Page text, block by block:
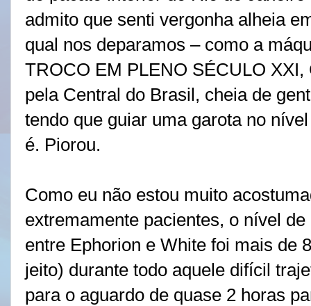
admito que senti vergonha alheia
qual nos deparamos – como a
TROCO EM PLENO SÉCULO
pela Central do Brasil, cheia de
tendo que guiar uma garota no
é. Piorou.
Como eu não estou muito
extremamente pacientes, o nível
entre Ephorion e White foi mais de
jeito) durante todo aquele difícil
para o aguardo de quase 2 horas